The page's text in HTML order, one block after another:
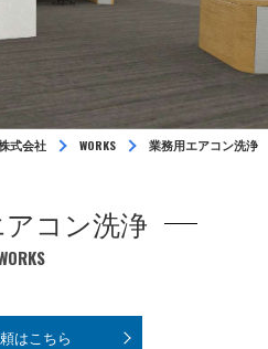
式会社 WORKS 業務用エアコン洗浄
コン洗浄
はこちら